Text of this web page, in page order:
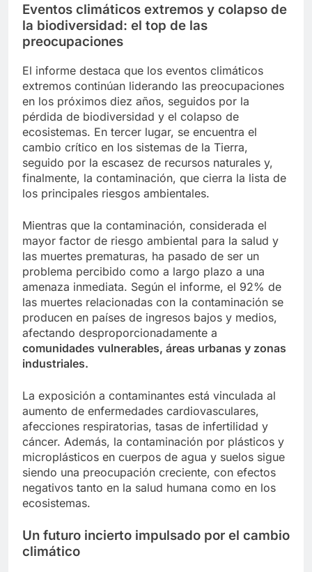
Eventos climáticos extremos y colapso de
la biodiversidad: el top de las
preocupaciones
El informe destaca que los eventos climáticos
extremos continúan liderando las preocupaciones
en los próximos diez años, seguidos por la
pérdida de biodiversidad y el colapso de
ecosistemas. En tercer lugar, se encuentra el
cambio crítico en los sistemas de la Tierra,
seguido por la escasez de recursos naturales y,
finalmente, la contaminación, que cierra la lista de
los principales riesgos ambientales.
Mientras que la contaminación, considerada el
mayor factor de riesgo ambiental para la salud y
las muertes prematuras, ha pasado de ser un
problema percibido como a largo plazo a una
amenaza inmediata. Según el informe, el 92% de
las muertes relacionadas con la contaminación se
producen en países de ingresos bajos y medios,
afectando desproporcionadamente a
comunidades vulnerables, áreas urbanas y zonas
industriales.
La exposición a contaminantes está vinculada al
aumento de enfermedades cardiovasculares,
afecciones respiratorias, tasas de infertilidad y
cáncer. Además, la contaminación por plásticos y
microplásticos en cuerpos de agua y suelos sigue
siendo una preocupación creciente, con efectos
negativos tanto en la salud humana como en los
ecosistemas.
Un futuro incierto impulsado por el cambio
climático